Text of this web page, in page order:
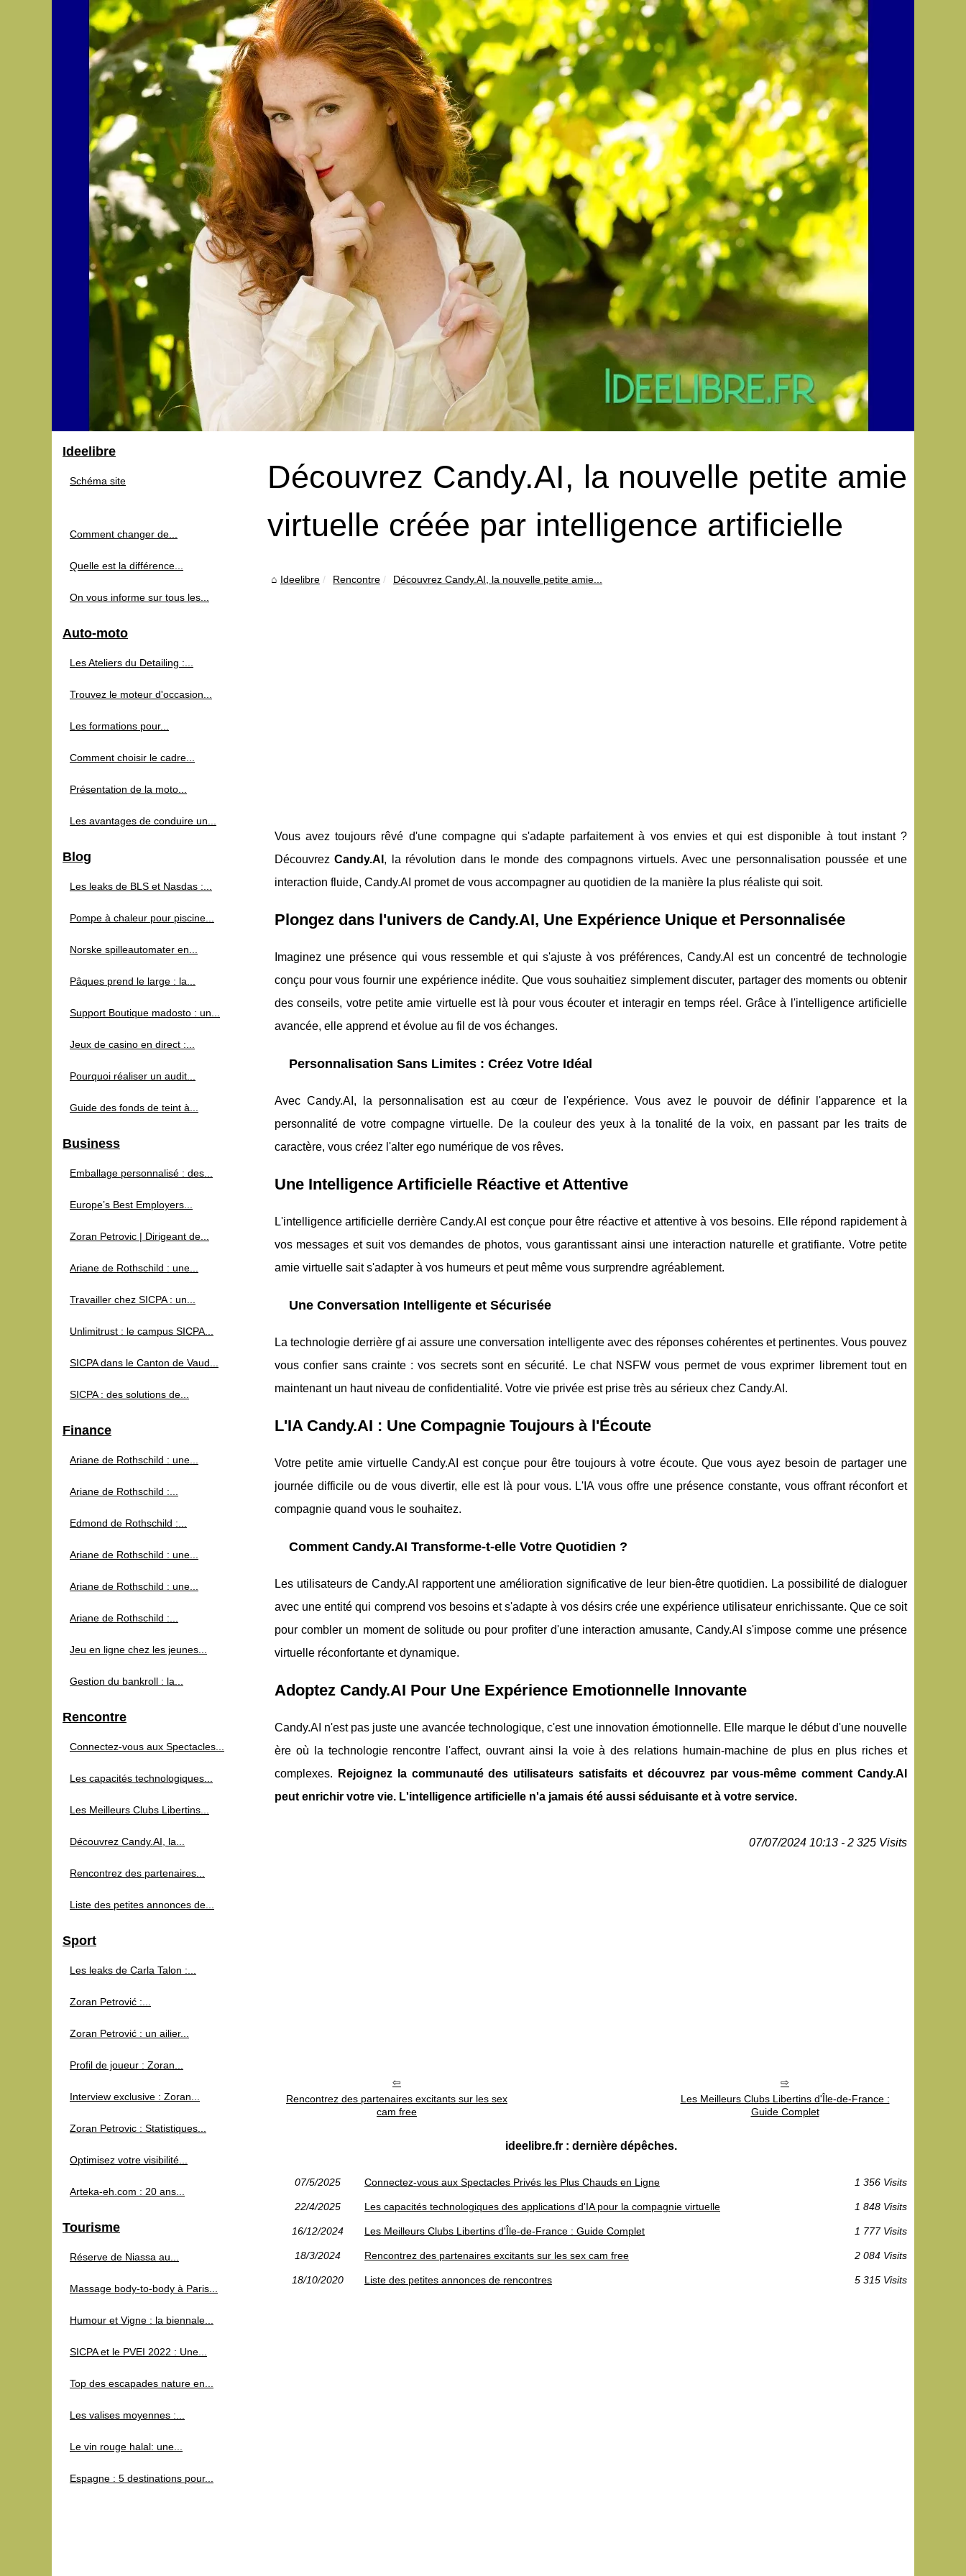
Découvrez Candy.AI, la nouvelle petite amie
virtuelle créée par intelligence artificielle
Ideelibre Rencontre Découvrez Candy.AI, la nouvelle petite amie...
Vous avez toujours rêvé d'une compagne qui s'adapte parfaitement à vos envies et qui est disponible à tout instant ?
DécouvrezCandy.AI , la révolution dans le monde des compagnons virtuels. Avec une personnalisation poussée et une
interaction fluide, Candy.AI promet de vous accompagner au quotidien de la manière la plus réaliste qui soit.
Plongez dans l'univers de Candy.AI, Une Expérience Unique et Personnalisée
Imaginez une présence qui vous ressemble et qui s'ajuste à vos préférences, Candy.AI est un concentré de technologie
conçu pour vous fournir une expérience inédite. Que vous souhaitiez simplement discuter, partager des moments ou obtenir
des conseils, votre petite amie virtuelle est là pour vous écouter et interagir en temps réel. Grâce à l'intelligence artificielle
avancée, elle apprend et évolue au fil de vos échanges.
Personnalisation Sans Limites : Créez Votre Idéal
Avec Candy.AI, la personnalisation est au cœur de l'expérience. Vous avez le pouvoir de définir l'apparence et la
personnalité de votre compagne virtuelle. De la couleur des yeux à la tonalité de la voix, en passant par les traits de
caractère, vous créez l'alter ego numérique de vos rêves.
Une Intelligence Artificielle Réactive et Attentive
L'intelligence artificielle derrière Candy.AI est conçue pour être réactive et attentive à vos besoins. Elle répond rapidement à
vos messages et suit vos demandes de photos, vous garantissant ainsi une interaction naturelle et gratifiante. Votre petite
amie virtuelle sait s'adapter à vos humeurs et peut même vous surprendre agréablement.
Une Conversation Intelligente et Sécurisée
La technologie derrière gf ai assure une conversation intelligente avec des réponses cohérentes et pertinentes. Vous pouvez
vous confier sans crainte : vos secrets sont en sécurité. Le chat NSFW vous permet de vous exprimer librement tout en
maintenant un haut niveau de confidentialité. Votre vie privée est prise très au sérieux chez Candy.AI.
L'IA Candy.AI : Une Compagnie Toujours à l'Écoute
Votre petite amie virtuelle Candy.AI est conçue pour être toujours à votre écoute. Que vous ayez besoin de partager une
journée difficile ou de vous divertir, elle est là pour vous. L'IA vous offre une présence constante, vous offrant réconfort et
compagnie quand vous le souhaitez.
Comment Candy.AI Transforme-t-elle Votre Quotidien ?
Les utilisateurs de Candy.AI rapportent une amélioration significative de leur bien-être quotidien. La possibilité de dialoguer
avec une entité qui comprend vos besoins et s'adapte à vos désirs crée une expérience utilisateur enrichissante. Que ce soit
pour combler un moment de solitude ou pour profiter d'une interaction amusante, Candy.AI s'impose comme une présence
virtuelle réconfortante et dynamique.
Adoptez Candy.AI Pour Une Expérience Emotionnelle Innovante
Candy.AI n'est pas juste une avancée technologique, c'est une innovation émotionnelle. Elle marque le début d'une nouvelle
ère où la technologie rencontre l'affect, ouvrant ainsi la voie à des relations humain-machine de plus en plus riches et
complexes.
Rejoignez la communauté des utilisateurs satisfaits et découvrez par vous-même comment Candy.AI
peut enrichir votre vie. L'intelligence artificielle n'a jamais été aussi séduisante et à votre service.
07/07/2024 10:13 - 2 325 Visits
Rencontrez des partenaires excitants sur les sex
cam free
Les Meilleurs Clubs Libertins d'Île-de-France :
Guide Complet
ideelibre.fr : dernière dépêches.
07/5/2025 Connectez-vous aux Spectacles Privés les Plus Chauds en Ligne 1 356 Visits
22/4/2025 Les capacités technologiques des applications d'IA pour la compagnie virtuelle 1 848 Visits
16/12/2024 Les Meilleurs Clubs Libertins d'Île-de-France : Guide Complet 1 777 Visits
18/3/2024 Rencontrez des partenaires excitants sur les sex cam free 2 084 Visits
18/10/2020 Liste des petites annonces de rencontres 5 315 Visits
Ideelibre
Schéma site
Comment changer de...
Quelle est la différence...
On vous informe sur tous les...
Auto-moto
Les Ateliers du Detailing :...
Trouvez le moteur d'occasion...
Les formations pour...
Comment choisir le cadre...
Présentation de la moto...
Les avantages de conduire un...
Blog
Les leaks de BLS et Nasdas :...
Pompe à chaleur pour piscine...
Norske spilleautomater en...
Pâques prend le large : la...
Support Boutique madosto : un...
Jeux de casino en direct :...
Pourquoi réaliser un audit...
Guide des fonds de teint à...
Business
Emballage personnalisé : des...
Europe’s Best Employers...
Zoran Petrovic | Dirigeant de...
Ariane de Rothschild : une...
Travailler chez SICPA : un...
Unlimitrust : le campus SICPA...
SICPA dans le Canton de Vaud...
SICPA : des solutions de...
Finance
Ariane de Rothschild : une...
Ariane de Rothschild :...
Edmond de Rothschild :...
Ariane de Rothschild : une...
Ariane de Rothschild : une...
Ariane de Rothschild :...
Jeu en ligne chez les jeunes...
Gestion du bankroll : la...
Rencontre
Connectez-vous aux Spectacles...
Les capacités technologiques...
Les Meilleurs Clubs Libertins...
Découvrez Candy.AI, la...
Rencontrez des partenaires...
Liste des petites annonces de...
Sport
Les leaks de Carla Talon :...
Zoran Petrović :...
Zoran Petrović : un ailier...
Profil de joueur : Zoran...
Interview exclusive : Zoran...
Zoran Petrovic : Statistiques...
Optimisez votre visibilité...
Arteka-eh.com : 20 ans...
Tourisme
Réserve de Niassa au...
Massage body-to-body à Paris...
Humour et Vigne : la biennale...
SICPA et le PVEI 2022 : Une...
Top des escapades nature en...
Les valises moyennes :...
Le vin rouge halal: une...
Espagne : 5 destinations pour...